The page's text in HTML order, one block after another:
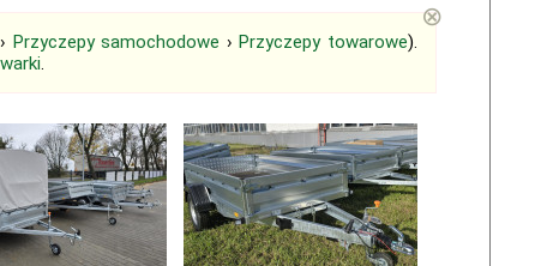
› Przyczepy samochodowe ›Przyczepy towarowe).
.
⊗